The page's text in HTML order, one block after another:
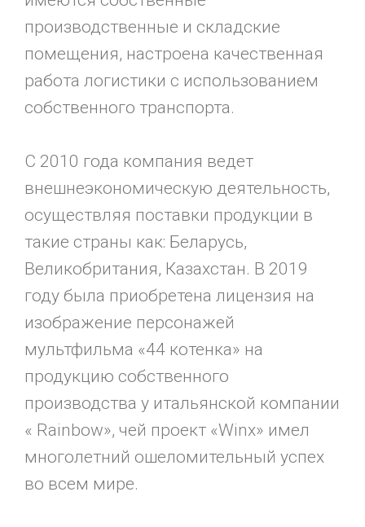
производственные и складские
помещения, настроена качественная
работа логистики с использованием
собственного транспорта.
С 2010 года компания ведет
внешнеэкономическую деятельность,
осуществляя поставки продукции в
такие страны как: Беларусь,
Великобритания, Казахстан. В 2019
году была приобретена лицензия на
изображение персонажей
мультфильма «44 котенка» на
продукцию собственного
производства у итальянской компании
« Rainbоw», чей проект «Winx» имел
многолетний ошеломительный успех
во всем мире.